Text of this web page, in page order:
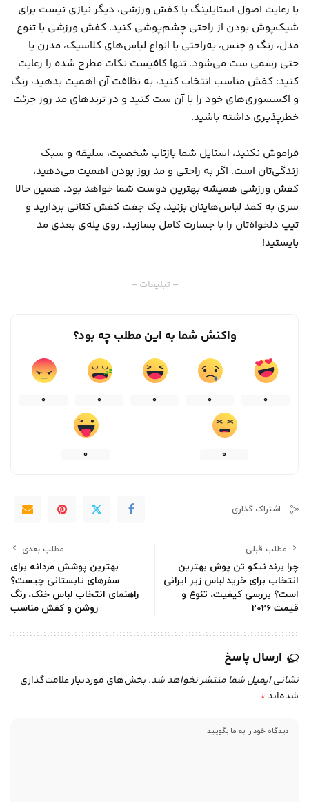
با رعایت اصول استایلینگ با کفش ورزشی، دیگر نیازی نیست برای
شیک‌پوش بودن از راحتی چشم‌پوشی کنید. کفش ورزشی با تنوع
مدل، رنگ و جنس، به‌راحتی با انواع لباس‌های کلاسیک، مدرن یا
حتی رسمی ست می‌شود. تنها کافیست نکات مطرح شده را رعایت
کنید: کفش مناسب انتخاب کنید، به نظافت آن اهمیت بدهید، رنگ
و اکسسوری‌های خود را با آن ست کنید و در ترندهای مد روز جرئت
خطرپذیری داشته باشید.
فراموش نکنید، استایل شما بازتاب شخصیت، سلیقه و سبک
زندگی‌تان است. اگر به راحتی و مد روز بودن اهمیت می‌دهید،
کفش ورزشی همیشه بهترین دوست شما خواهد بود. همین حالا
سری به کمد لباس‌هایتان بزنید، یک جفت کفش کتانی بردارید و
تیپ دلخواه‌تان را با جسارت کامل بسازید. روی پله‌ی بعدی مد
بایستید!
– تبلیغات –
واکنش شما به این مطلب چه بود؟
0
0
0
0
0
0
0
اشتراک گذاری
مطلب قبلی
چرا برند نیکو تن پوش بهترین
انتخاب برای خرید لباس زیر ایرانی
است؟ بررسی کیفیت، تنوع و
قیمت 2026
مطلب بعدی
بهترین پوشش مردانه برای
سفرهای تابستانی چیست؟
راهنمای انتخاب لباس خنک، رنگ
روشن و کفش مناسب
ارسال پاسخ
نشانی ایمیل شما منتشر نخواهد شد. بخش‌های موردنیاز علامت‌گذاری
شده‌اند*